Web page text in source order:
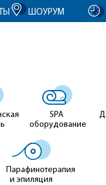
ШОУРУМ
SPA
оборудование
Парафинотерапия
и эпиляция